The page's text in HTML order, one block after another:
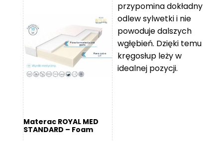
119 zł
do
11
670 zł
Materac ROYAL MED
STANDARD – Foam
przypomina dokładny
odlew sylwetki i nie
powoduje dalszych
wgłębień. Dzięki temu
kręgosłup leży w
idealnej pozycji.